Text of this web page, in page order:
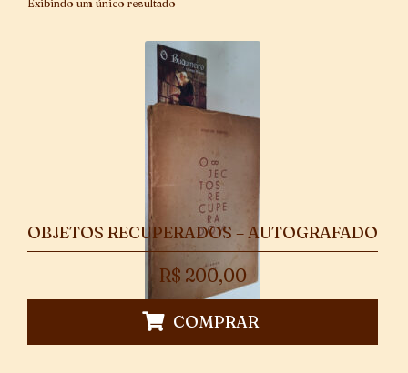
Exibindo um único resultado
OBJETOS RECUPERADOS – AUTOGRAFADO
R$ 200,00
COMPRAR